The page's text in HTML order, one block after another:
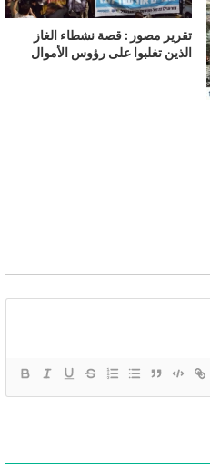
تقرير مصور : قصة نشطاء الغاز
الذين تغلبوا على رؤوس الأموال